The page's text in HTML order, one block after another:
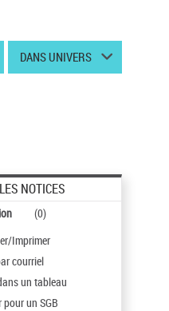
DANS UNIVERS
NOTICES
(0)
Imprimer
courriel
un tableau
pour un SGB